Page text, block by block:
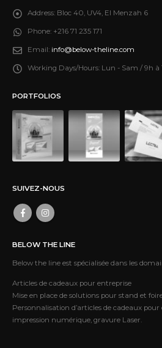
Address: Bloc 40, UV4, El Menzah 6
Phone: +216 71 235 171
Email: info@below-theline.com
Working Days/Hours: Lun - Sam / 9h à
PORTFOLIOS
SUIVEZ-NOUS
BELOW THE LINE
Below the line est spécialisée dans les
Articles de cadeaux pour entreprise
Mise en place de solutions pour stand et
Personnalisation d’articles de cadeaux
impression numérique, gravure Laser.